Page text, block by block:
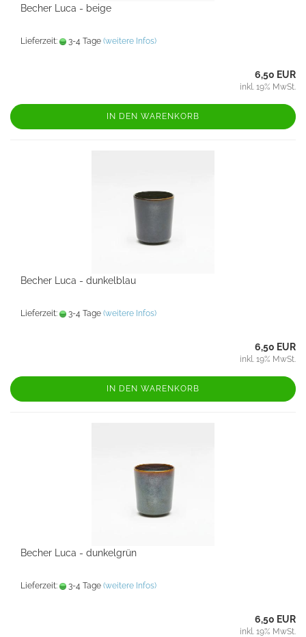
Becher Luca - beige
Lieferzeit: 3-4 Tage (weitere Infos)
6,50 EUR
inkl. 19% MwSt.
IN DEN WARENKORB
Becher Luca - dunkelblau
Lieferzeit: 3-4 Tage (weitere Infos)
6,50 EUR
inkl. 19% MwSt.
IN DEN WARENKORB
Becher Luca - dunkelgrün
Lieferzeit: 3-4 Tage (weitere Infos)
6,50 EUR
inkl. 19% MwSt.